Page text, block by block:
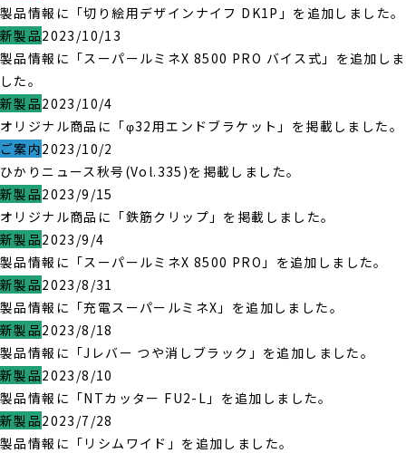
製品情報に「切り絵用デザインナイフ DK1P」を追加しました。
新製品2023/10/13
製品情報に「スーパールミネX 8500 PRO バイス式」を追加しま
した。
新製品2023/10/4
オリジナル商品に「φ32用エンドブラケット」を掲載しました。
ご案内2023/10/2
ひかりニュース秋号(Vol.335)を掲載しました。
新製品2023/9/15
オリジナル商品に「鉄筋クリップ」を掲載しました。
新製品2023/9/4
製品情報に「スーパールミネX 8500 PRO」を追加しました。
新製品2023/8/31
製品情報に「充電スーパールミネX」を追加しました。
新製品2023/8/18
製品情報に「Jレバー つや消しブラック」を追加しました。
新製品2023/8/10
製品情報に「NTカッター FU2-L」を追加しました。
新製品2023/7/28
製品情報に「リシムワイド」を追加しました。